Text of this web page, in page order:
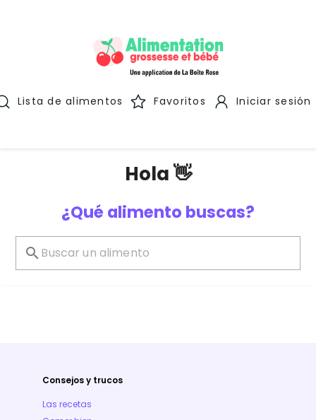
Lista de alimentos Favoritos Iniciar sesión
Hola 👋
¿Qué alimento buscas?
Consejos y trucos
Las recetas